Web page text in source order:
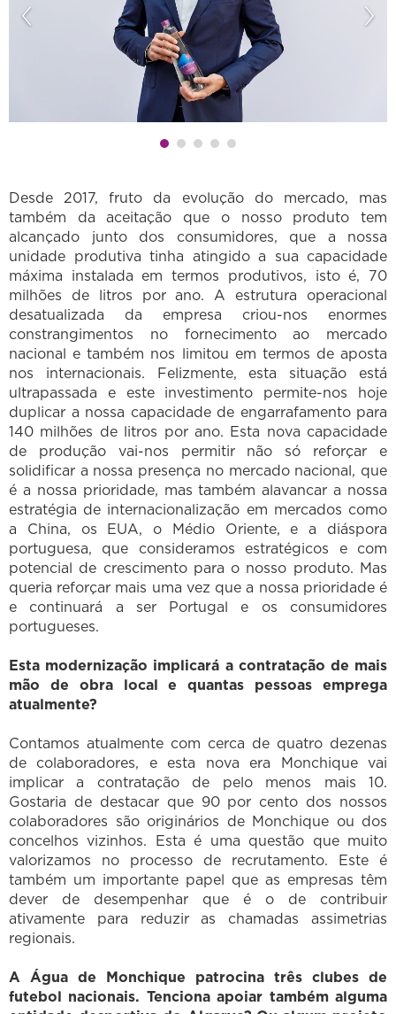
Desde 2017, fruto da evolução do mercado, mas
também da aceitação que o nosso produto tem
alcançado junto dos consumidores, que a nossa
unidade produtiva tinha atingido a sua capacidade
máxima instalada em termos produtivos, isto é, 70
milhões de litros por ano. A estrutura operacional
desatualizada da empresa criou-nos enormes
constrangimentos no fornecimento ao mercado
nacional e também nos limitou em termos de aposta
nos internacionais. Felizmente, esta situação está
ultrapassada e este investimento permite-nos hoje
duplicar a nossa capacidade de engarrafamento para
140 milhões de litros por ano. Esta nova capacidade
de produção vai-nos permitir não só reforçar e
solidificar a nossa presença no mercado nacional, que
é a nossa prioridade, mas também alavancar a nossa
estratégia de internacionalização em mercados como
a China, os EUA, o Médio Oriente, e a diáspora
portuguesa, que consideramos estratégicos e com
potencial de crescimento para o nosso produto. Mas
queria reforçar mais uma vez que a nossa prioridade é
e continuará a ser Portugal e os consumidores
portugueses.
Esta modernização implicará a contratação de mais
mão de obra local e quantas pessoas emprega
atualmente?
Contamos atualmente com cerca de quatro dezenas
de colaboradores, e esta nova era Monchique vai
implicar a contratação de pelo menos mais 10.
Gostaria de destacar que 90 por cento dos nossos
colaboradores são originários de Monchique ou dos
concelhos vizinhos. Esta é uma questão que muito
valorizamos no processo de recrutamento. Este é
também um importante papel que as empresas têm
dever de desempenhar que é o de contribuir
ativamente para reduzir as chamadas assimetrias
regionais.
A Água de Monchique patrocina três clubes de
futebol nacionais. Tenciona apoiar também alguma